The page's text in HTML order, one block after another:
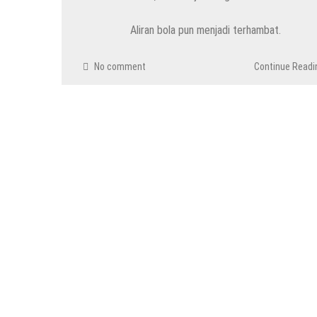
Aliran bola pun menjadi terhambat.
No comment Continue